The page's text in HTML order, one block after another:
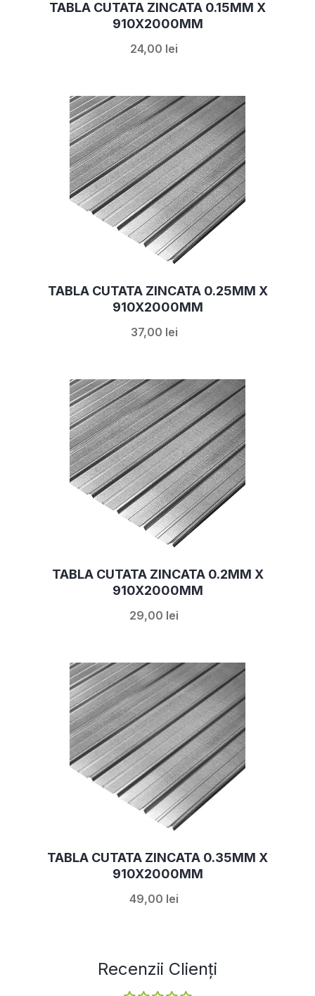
TABLA CUTATA ZINCATA 0.15MM X
910X2000MM
24,00 lei
TABLA CUTATA ZINCATA 0.25MM X
910X2000MM
37,00 lei
TABLA CUTATA ZINCATA 0.2MM X
910X2000MM
29,00 lei
TABLA CUTATA ZINCATA 0.35MM X
910X2000MM
49,00 lei
Recenzii Clienți